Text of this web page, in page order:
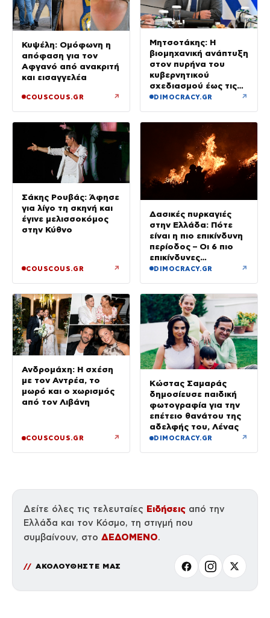
Κυψέλη: Ομόφωνη η
απόφαση για τον
Αφγανό από ανακριτή
και εισαγγελέα
COUSCOUS.GR ↗
Μητσοτάκης: Η
βιομηχανική ανάπτυξη
στον πυρήνα του
κυβερνητικού
σχεδιασμού έως τις
εκλογές του 2027
DIMOCRACY.GR ↗
Σάκης Ρουβάς: Άφησε
για λίγο τη σκηνή και
έγινε μελισσοκόμος
στην Κύθνο
COUSCOUS.GR ↗
Δασικές πυρκαγιές
στην Ελλάδα: Πότε
είναι η πιο επικίνδυνη
περίοδος – Οι 6 πιο
επικίνδυνες
εβδομάδες
DIMOCRACY.GR ↗
Ανδρομάχη: Η σχέση
με τον Αντρέα, το
μωρό και ο χωρισμός
από τον Λιβάνη
COUSCOUS.GR ↗
Κώστας Σαμαράς
δημοσίευσε παιδική
φωτογραφία για την
επέτειο θανάτου της
αδελφής του, Λένας
DIMOCRACY.GR ↗
Δείτε όλες τις τελευταίες Ειδήσεις από την
Ελλάδα και τον Κόσμο, τη στιγμή που
συμβαίνουν, στο ΔΕΔΟΜΕΝΟ.
ΑΚΟΛΟΥΘΗΣΤΕ ΜΑΣ